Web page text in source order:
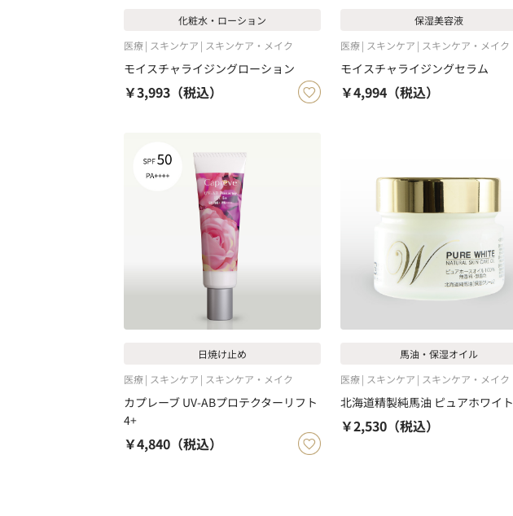
化粧水・ローション
医療 スキンケア スキンケア・メイク
モイスチャライジングローション
￥3,993 （税込）
保湿美容液
医療 スキンケア スキンケア・メイク
モイスチャライジングセラム
￥4,994 （税込）
日焼け止め
医療 スキンケア スキンケア・メイク
カプレーブ UV-ABプロテクターリフト
4+
￥4,840 （税込）
馬油・保湿オイル
医療 スキンケア スキンケア・メイク
北海道精製純馬油 ピュアホワイト
￥2,530 （税込）